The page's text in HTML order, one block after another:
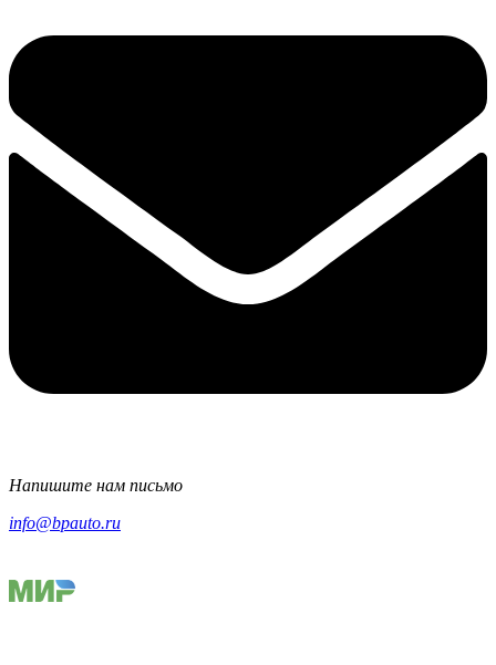
Напишите нам письмо
info@bpauto.ru